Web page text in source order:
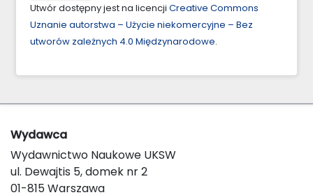
Utwór dostępny jest na licencji Creative Commons
Uznanie autorstwa – Użycie niekomercyjne – Bez
utworów zależnych 4.0 Międzynarodowe.
Wydawca
Wydawnictwo Naukowe UKSW
ul. Dewajtis 5, domek nr 2
01-815 Warszawa